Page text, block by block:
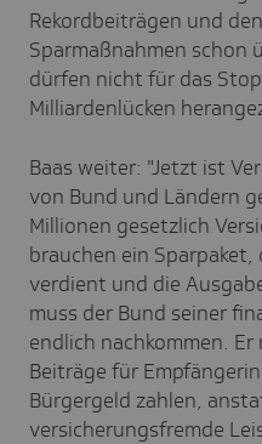
Rekordbeiträgen und
Sparmaßnahmen schon
dürfen nicht für das
Milliardenlücken
Baas weiter: "Jetzt ist
von Bund und Ländern
Millionen gesetzlich
brauchen ein Sparpaket,
verdient und die
muss der Bund seiner
endlich nachkommen.
Beiträge für
Bürgergeld zahlen,
versicherungsfremde